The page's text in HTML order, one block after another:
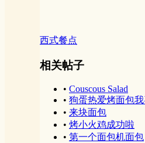
西式餐点
相关帖子
• Couscous Salad
• 狗蛋热爱烤面包
• 来块面包
• 烤小火鸡成功啦
• 第一个面包机面包